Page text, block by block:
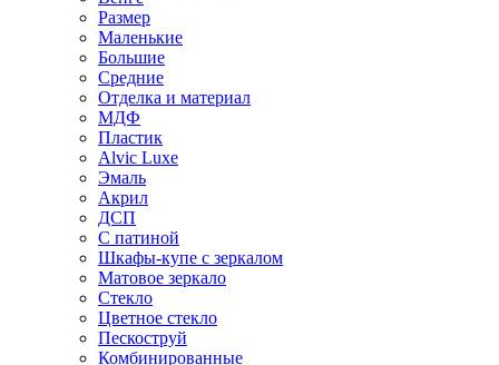
Размер
Маленькие
Большие
Средние
Отделка и материал
МДФ
Пластик
Alvic Luxe
Эмаль
Акрил
ДСП
С патиной
Шкафы-купе с зеркалом
Матовое зеркало
Стекло
Цветное стекло
Пескоструй
Комбинированные